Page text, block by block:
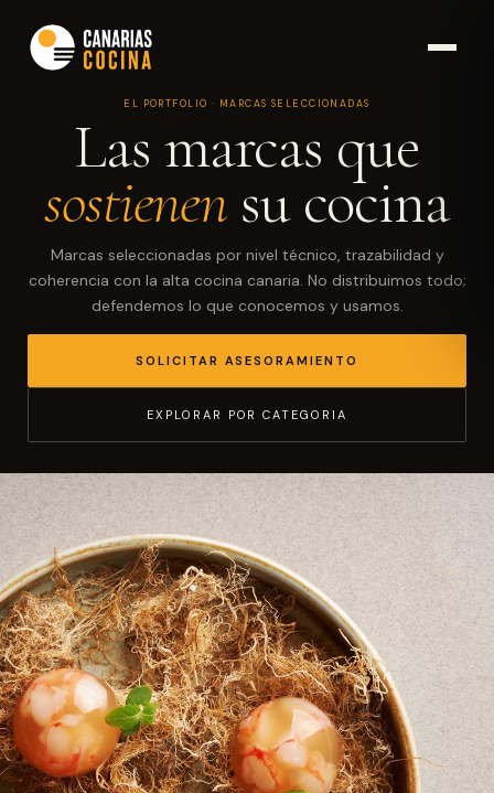
EL PORTFOLIO · MARCAS SELECCIONADAS
Las marcas que
sostienen su cocina
Marcas seleccionadas por nivel técnico, trazabilidad y
coherencia con la alta cocina canaria. No distribuimos todo;
defendemos lo que conocemos y usamos.
SOLICITAR ASESORAMIENTO
EXPLORAR POR CATEGORIA